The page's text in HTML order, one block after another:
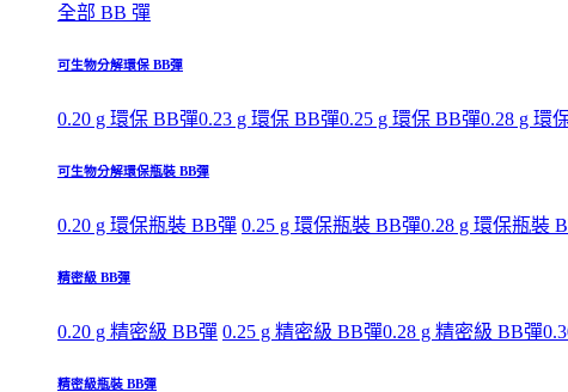
全部 BB 彈
可生物分解環保 BB彈
0.20 g 環保 BB彈0.23 g 環保 BB彈0.25 g 環保 BB彈0.28 g 環
可生物分解環保瓶裝 BB彈
0.20 g 環保瓶裝 BB彈 0.25 g 環保瓶裝 BB彈0.28 g 環保瓶裝
精密級 BB彈
0.20 g 精密級 BB彈 0.25 g 精密級 BB彈0.28 g 精密級 BB彈
精密級瓶裝 BB彈